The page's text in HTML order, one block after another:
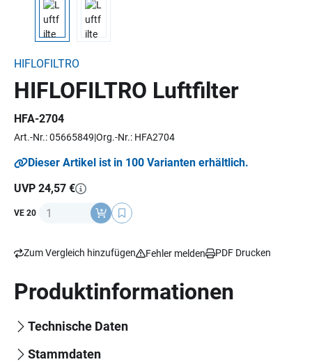
HIFLOFILTRO
HIFLOFILTRO Luftfilter
HFA-2704
Art.-Nr.: 05665849 Org.-Nr.: HFA2704
Dieser Artikel ist in 100 Varianten erhältlich.
UVP 24,57 €
VE 20 Anzahl
Zum Vergleich hinzufügen Fehler melden PDF Drucken
Produktinformationen
Technische Daten
Stammdaten